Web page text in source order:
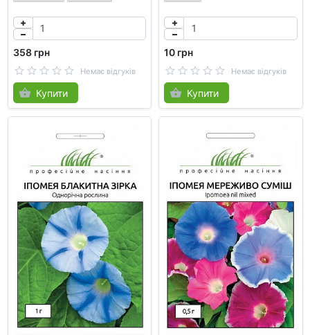
358 грн
Немає відгуків
Купити
10 грн
Немає відгуків
Купити